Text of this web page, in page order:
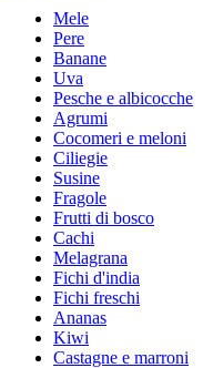
Mele
Pere
Banane
Uva
Pesche e albicocche
Agrumi
Cocomeri e meloni
Ciliegie
Susine
Fragole
Frutti di bosco
Cachi
Melagrana
Fichi d'india
Fichi freschi
Ananas
Kiwi
Castagne e marroni